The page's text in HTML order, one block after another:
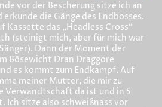
vor der Bescherung sitze ich an
die Gänge des Endbosses.
das „Headless Cross“
(steinigt mich, aber für mich war
Dann der Moment der
Bösewicht Dran Draggore
es kommt zum Endkampf. Auf
meiner Mutter, die mir zu
Verwandtschaft da ist und in 5
Ich sitze also schweißnass vor